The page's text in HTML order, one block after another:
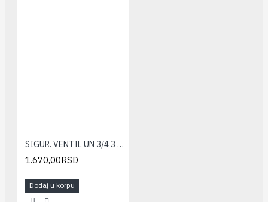
SIGUR. VENTIL UN 3/4 3 bar CALEFFI
1.670,00RSD
Dodaj u korpu